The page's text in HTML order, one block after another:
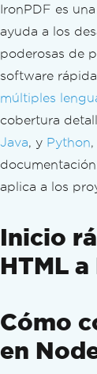
IronPDF es
ayuda a los
poderosas de
software
múltiples
cobertura
Java, y Python
aplica a los
Inicio
HTML
Cómo
en